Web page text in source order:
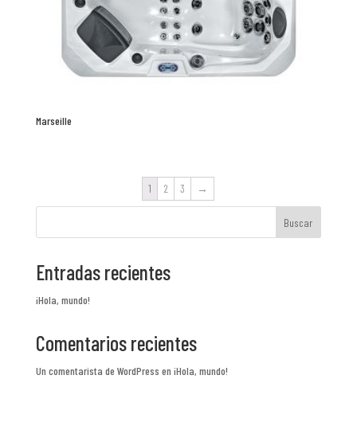
Marseille
1 2 3 →
Buscar
Entradas recientes
¡Hola, mundo!
Comentarios recientes
Un comentarista de WordPress en ¡Hola, mundo!